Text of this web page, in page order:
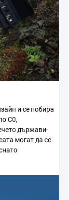
и се побира
C0,
държави-
могат да се